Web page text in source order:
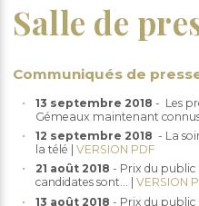
Salle de
Communiqués de
13 septembre 2018 - Les
Gémeaux maintenant connus
12 septembre 2018 - La
la télé | VERSION PDF
21 août 2018 - Prix du public
candidates sont... | VERSION
13 août 2018 - Prix du public